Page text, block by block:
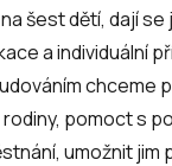
šest dětí, dají
a individuální
chceme
pomoct s
umožnit jim